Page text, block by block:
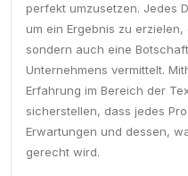
perfekt umzusetzen. Jedes
um ein Ergebnis zu
sondern auch eine
Unternehmens vermittelt.
Erfahrung im Bereich der
sicherstellen, dass jedes
Erwartungen und dessen,
gerecht wird.